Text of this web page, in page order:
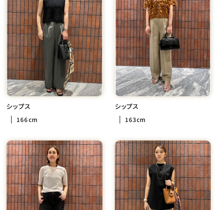
シップス
166cm
シップス
163cm